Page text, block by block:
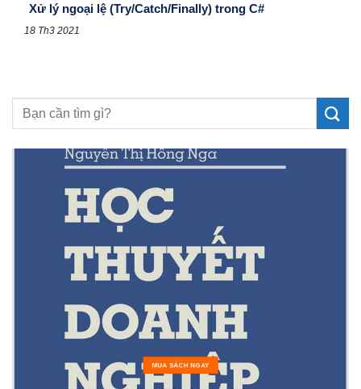
Xử lý ngoại lệ (Try/Catch/Finally) trong C#
18 Th3 2021
MUA SÁCH NGAY